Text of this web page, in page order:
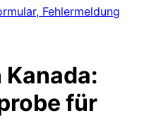
Fehlermeldung
für